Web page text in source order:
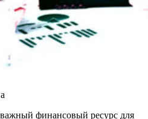
финансовый ресурс для